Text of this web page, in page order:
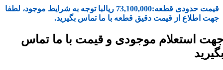
قیمت حدودی قطعه:73,100,000 ریالبا توجه به شرایط موجود، لطفا
جهت اطلاع از قیمت دقیق قطعه با ما تماس بگیرید.
استعلام موجودی و قیمت با ما تماس